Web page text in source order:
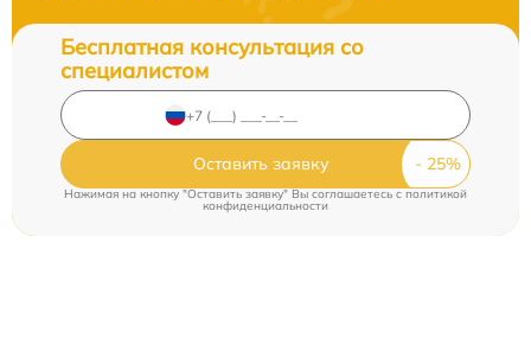
Бесплатная консультация со
специалистом
Оставить заявку
Нажимая на кнопку "Оставить заявку" Вы соглашаетесь c политикой
конфиденциальности